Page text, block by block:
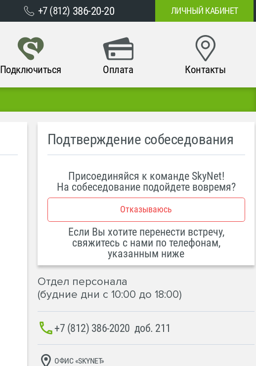
+7 (812) 386-20-20 ЛИЧНЫЙ КАБИНЕТ
Подключиться Оплата Контакты
Подтверждение собеседования
Присоединяйся к команде SkyNet!
На собеседование подойдете вовремя?
Отказываюсь
Если Вы хотите перенести встречу,
свяжитесь с нами по телефонам,
указанным ниже
Отдел персонала
(будние дни с 10:00 до 18:00)
+7 (812) 386-2020 доб. 211
ОФИС «SKYNET»